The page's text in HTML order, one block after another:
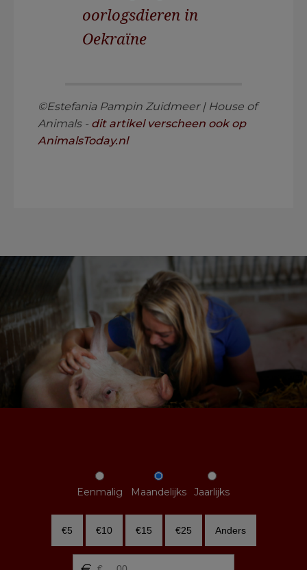
oorlogsdieren in
Oekraïne
©Estefania Pampin Zuidmeer | House of
Animals - dit artikel verscheen ook op
AnimalsToday.nl
Eenmalig Maandelijks Jaarlijks
€5 €10 €15 €25 Anders